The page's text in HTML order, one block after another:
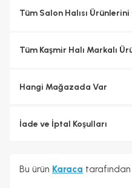
Tüm Salon Halısı
Tüm Kaşmir Halı Markalı
Hangi Mağazada Var
İade ve İptal Koşulları
Bu ürün Karaca